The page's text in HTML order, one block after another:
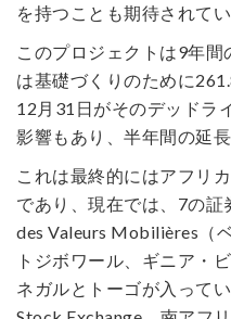
を持つことも期待されてい
このプロジェクトは9年
は基礎づくりのために
12月31日がそのデッドラ
影響もあり、半年間の延
これは最終的にはアフリ
であり、現在では、7の証
des Valeurs Mobilières（
トジボワール、ギニア・
ネガルとトーゴが入って